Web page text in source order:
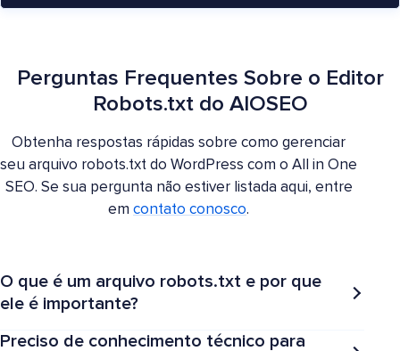
Perguntas Frequentes Sobre o Editor
Robots.txt do AIOSEO
Obtenha respostas rápidas sobre como gerenciar
seu arquivo robots.txt do WordPress com o All in One
SEO. Se sua pergunta não estiver listada aqui, entre
em contato conosco.
O que é um arquivo robots.txt e por que
ele é importante?
Preciso de conhecimento técnico para